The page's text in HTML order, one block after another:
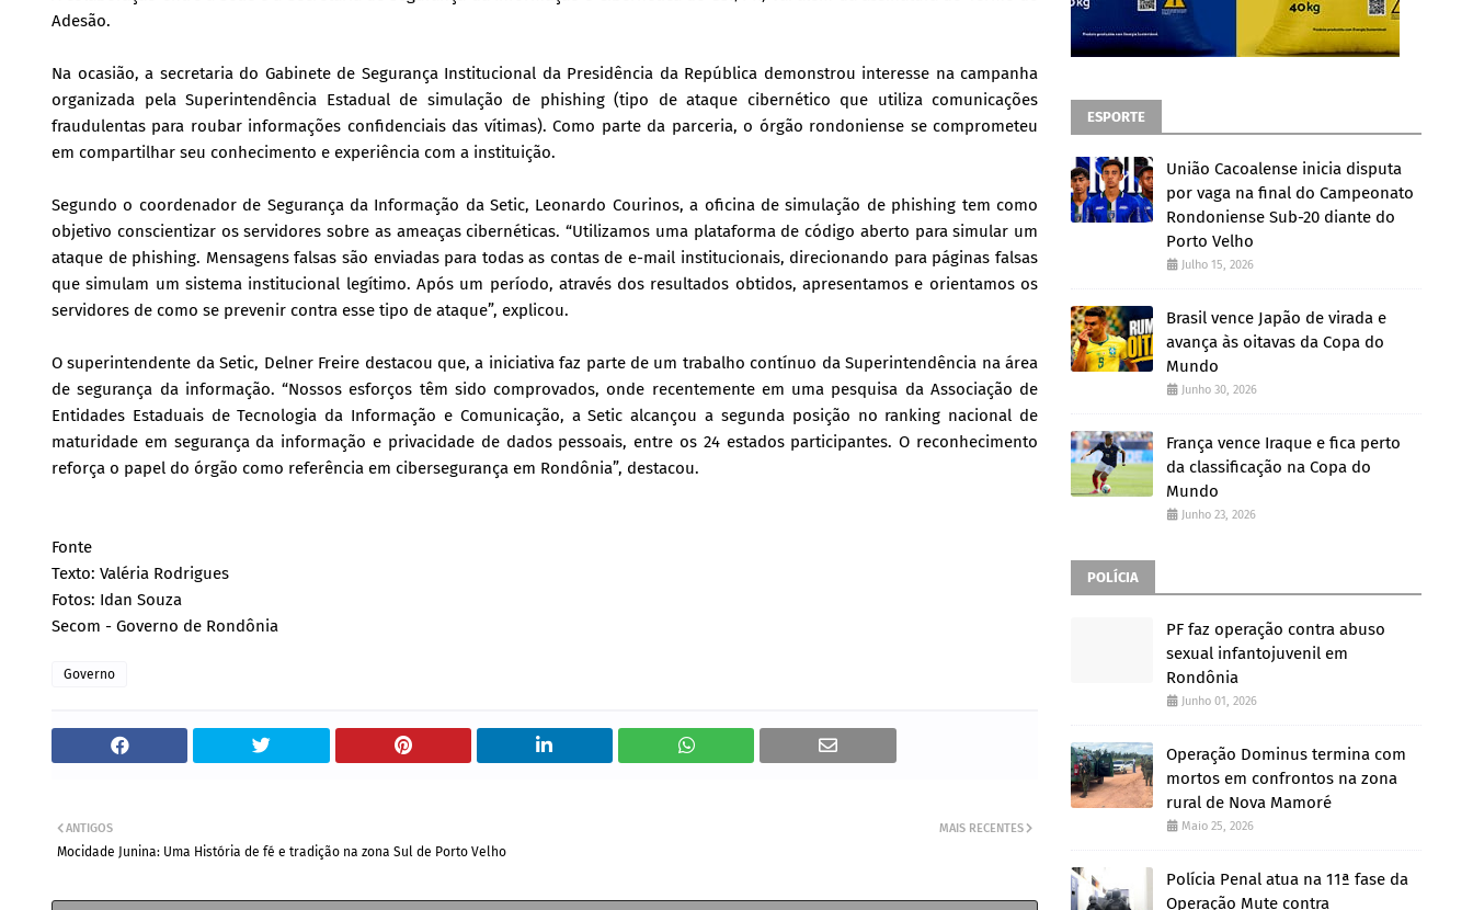
Adesão.
Na ocasião, a secretaria do Gabinete de Segurança Institucional da Presidência da República demonstrou interesse na campanha
organizada pela Superintendência Estadual de simulação de phishing (tipo de ataque cibernético que utiliza comunicações
fraudulentas para roubar informações confidenciais das vítimas). Como parte da parceria, o órgão rondoniense se comprometeu
em compartilhar seu conhecimento e experiência com a instituição.
Segundo o coordenador de Segurança da Informação da Setic, Leonardo Courinos, a oficina de simulação de phishing tem como
objetivo conscientizar os servidores sobre as ameaças cibernéticas. “Utilizamos uma plataforma de código aberto para simular um
ataque de phishing. Mensagens falsas são enviadas para todas as contas de e-mail institucionais, direcionando para páginas falsas
que simulam um sistema institucional legítimo. Após um período, através dos resultados obtidos, apresentamos e orientamos os
servidores de como se prevenir contra esse tipo de ataque”, explicou.
O superintendente da Setic, Delner Freire destacou que, a iniciativa faz parte de um trabalho contínuo da Superintendência na área
de segurança da informação. “Nossos esforços têm sido comprovados, onde recentemente em uma pesquisa da Associação de
Entidades Estaduais de Tecnologia da Informação e Comunicação, a Setic alcançou a segunda posição no ranking nacional de
maturidade em segurança da informação e privacidade de dados pessoais, entre os 24 estados participantes. O reconhecimento
reforça o papel do órgão como referência em cibersegurança em Rondônia”, destacou.
Fonte
Texto: Valéria Rodrigues
Fotos: Idan Souza
Secom - Governo de Rondônia
Governo
MAIS RECENTES
ANTIGOS
Mocidade Junina: Uma História de fé e tradição na zona Sul de Porto Velho
ESPORTE
União Cacoalense inicia disputa
por vaga na final do Campeonato
Rondoniense Sub-20 diante do
Porto Velho
Julho 15, 2026
Brasil vence Japão de virada e
avança às oitavas da Copa do
Mundo
Junho 30, 2026
França vence Iraque e fica perto
da classificação na Copa do
Mundo
Junho 23, 2026
POLÍCIA
PF faz operação contra abuso
sexual infantojuvenil em
Rondônia
Junho 01, 2026
Operação Dominus termina com
mortos em confrontos na zona
rural de Nova Mamoré
Maio 25, 2026
Polícia Penal atua na 11ª fase da
Operação Mute contra